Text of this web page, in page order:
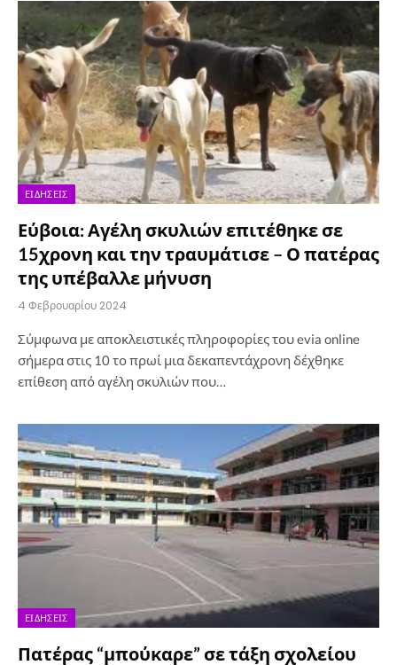
ΕΙΔΉΣΕΙΣ
Εύβοια: Αγέλη σκυλιών επιτέθηκε σε
15χρονη και την τραυμάτισε – Ο πατέρας
της υπέβαλλε μήνυση
4 Φεβρουαρίου 2024
Σύμφωνα με αποκλειστικές πληροφορίες του evia online
σήμερα στις 10 το πρωί μια δεκαπεντάχρονη δέχθηκε
επίθεση από αγέλη σκυλιών που…
ΕΙΔΉΣΕΙΣ
Πατέρας “μπούκαρε” σε τάξη σχολείου